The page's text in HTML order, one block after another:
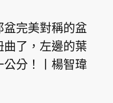
完美對稱的盆
了，左邊的葉
分！丨楊智瑋